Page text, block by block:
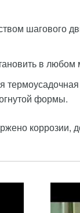
шагового
в любом
формы.
коррозии,